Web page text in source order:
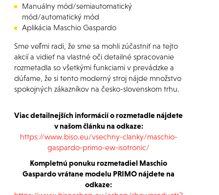
Manuálny mód/semiautomatický
mód/automatický mód
Aplikácia Maschio Gaspardo
Sme veľmi radi, že sme sa mohli zúčastniť na tejto
akcií a vidieť na vlastné oči detailné spracovanie
rozmetadla so všetkými funkciami v prevádzke a
dúfame, že si tento moderný stroj nájde množstvo
spokojných zákazníkov na česko-slovenskom trhu.
Viac detailnejších informácií o rozmetadle nájdete
v našom článku na odkaze:
https://www.biso.eu/vsechny-clanky/maschio-
gaspardo-primo-ew-isotronic/
Kompletnú ponuku rozmetadiel Maschio
Gaspardo vrátane modelu PRIMO nájdete na
odkaze: